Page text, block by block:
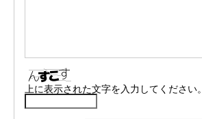
上に表示された文字を入力してください。